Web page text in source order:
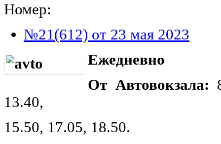
Номер:
№21(612) от 23 мая 2023
Ежедневно
От Автовокзала:
13.40,
15.50, 17.05, 18.50.